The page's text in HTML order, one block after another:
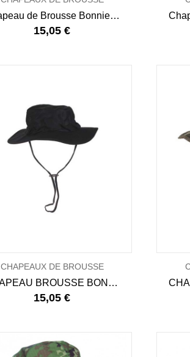
Chapeau de Brousse Bonnie Hat Night Camo
15,05 €
CHAPEAUX DE BROUSSE
CHAPEAU BROUSSE BONNIE HAT - NOIR
15,05 €